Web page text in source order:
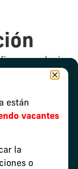
es cualquier
geográfico. A
grafica la
bloque
para el
en cada
están
vacantes
la
o